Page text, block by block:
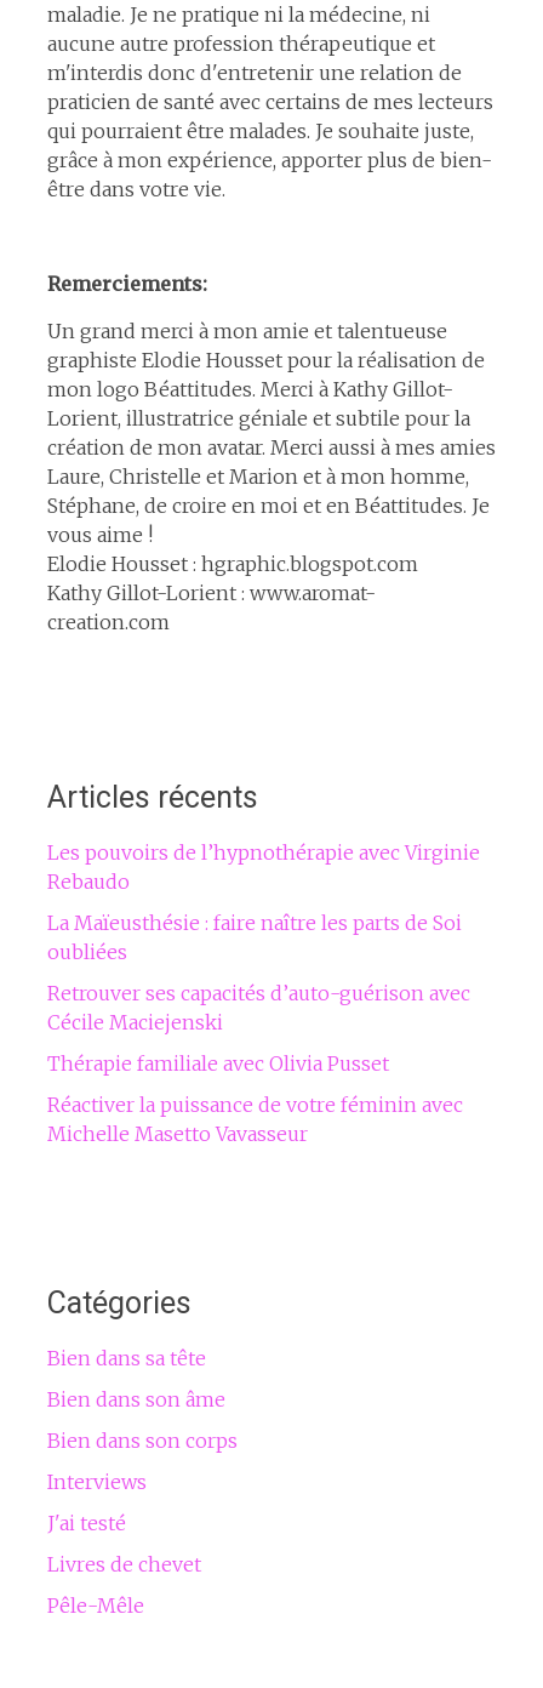
maladie. Je ne pratique ni la médecine, ni
aucune autre profession thérapeutique et
m'interdis donc d'entretenir une relation de
praticien de santé avec certains de mes lecteurs
qui pourraient être malades. Je souhaite juste,
grâce à mon expérience, apporter plus de bien-
être dans votre vie.
Remerciements:
Un grand merci à mon amie et talentueuse
graphiste Elodie Housset pour la réalisation de
mon logo Béattitudes. Merci à Kathy Gillot-
Lorient, illustratrice géniale et subtile pour la
création de mon avatar. Merci aussi à mes amies
Laure, Christelle et Marion et à mon homme,
Stéphane, de croire en moi et en Béattitudes. Je
vous aime !
Elodie Housset : hgraphic.blogspot.com
Kathy Gillot-Lorient : www.aromat-
creation.com
Articles récents
Les pouvoirs de l’hypnothérapie avec Virginie
Rebaudo
La Maïeusthésie : faire naître les parts de Soi
oubliées
Retrouver ses capacités d’auto-guérison avec
Cécile Maciejenski
Thérapie familiale avec Olivia Pusset
Réactiver la puissance de votre féminin avec
Michelle Masetto Vavasseur
Catégories
Bien dans sa tête
Bien dans son âme
Bien dans son corps
Interviews
J'ai testé
Livres de chevet
Pêle-Mêle